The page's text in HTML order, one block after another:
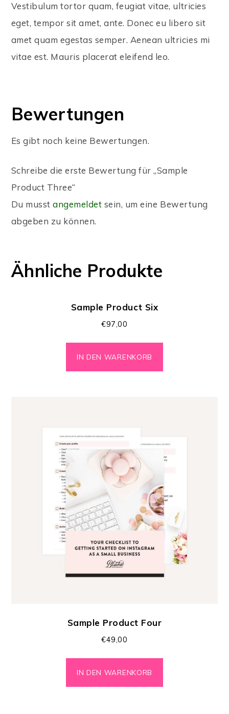
Vestibulum tortor quam, feugiat vitae, ultricies
eget, tempor sit amet, ante. Donec eu libero sit
amet quam egestas semper. Aenean ultricies mi
vitae est. Mauris placerat eleifend leo.
Bewertungen
Es gibt noch keine Bewertungen.
Schreibe die erste Bewertung für „Sample
Product Three“
Du musstangemeldet sein, um eine Bewertung
abgeben zu können.
Ähnliche Produkte
Sample Product Six
€97,00
IN DEN WARENKORB
Sample Product Four
€49,00
IN DEN WARENKORB